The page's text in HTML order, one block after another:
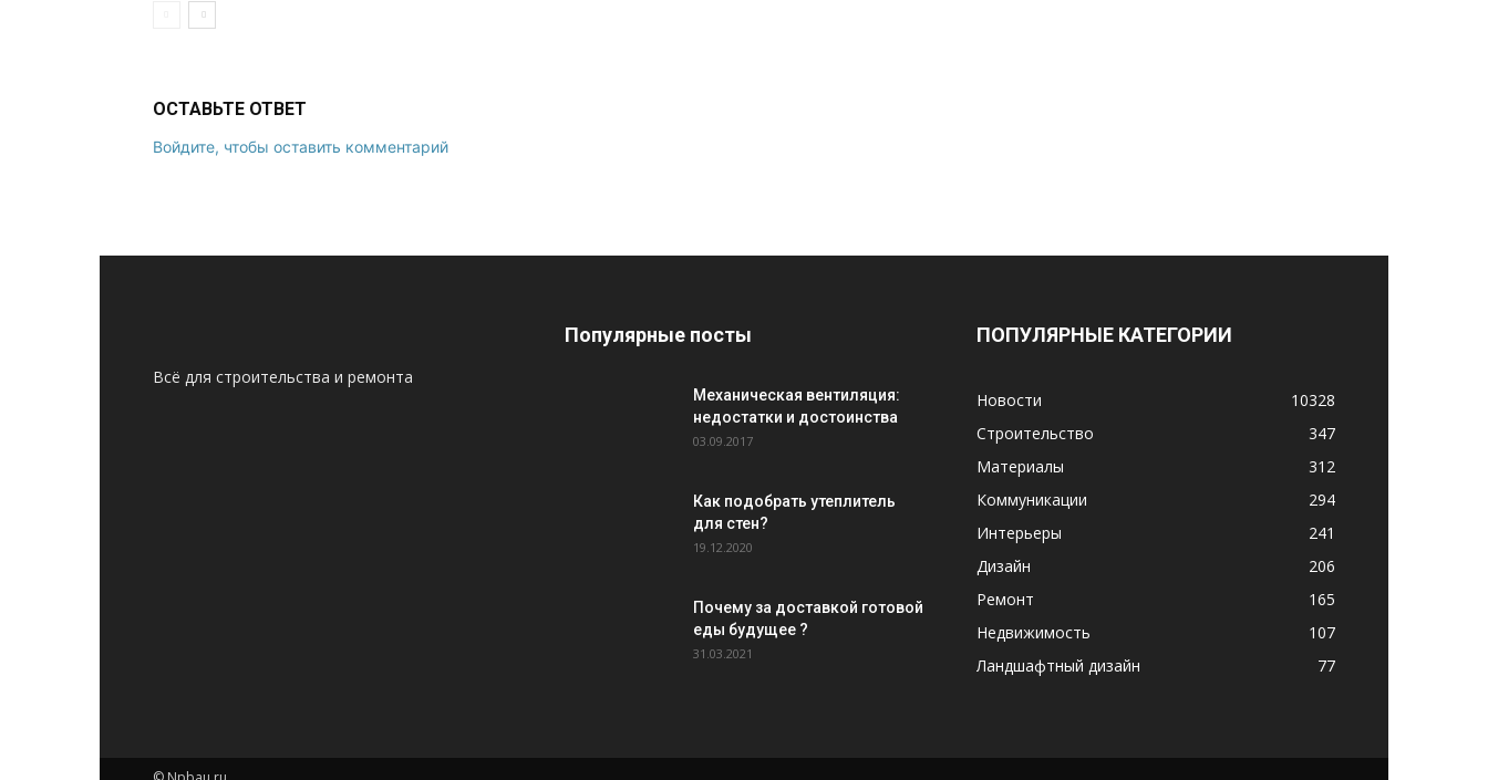
ОСТАВЬТЕ ОТВЕТ
Войдите, чтобы оставить комментарий
Всё для строительства и ремонта
Популярные посты
Механическая вентиляция:
недостатки и достоинства
03.09.2017
Как подобрать утеплитель
для стен?
19.12.2020
Почему за доставкой готовой
еды будущее ?
31.03.2021
ПОПУЛЯРНЫЕ КАТЕГОРИИ
Новости
10328
Строительство
347
Материалы
312
Коммуникации
294
Интерьеры
241
Дизайн
206
Ремонт
165
Недвижимость
107
Ландшафтный дизайн
77